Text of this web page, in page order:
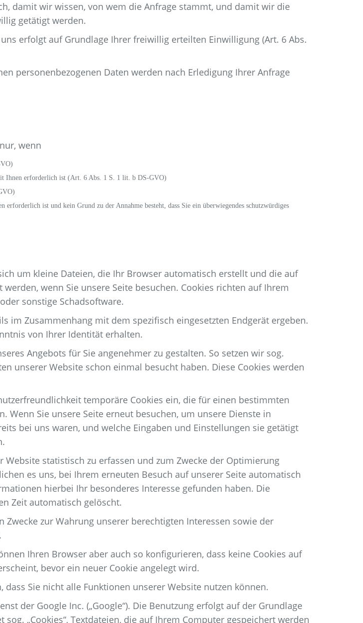
damit wir wissen, von wem die Anfrage stammt, und damit wir die
getätigt werden.
erfolgt auf Grundlage Ihrer freiwillig erteilten Einwilligung (Art. 6 Abs.
personenbezogenen Daten werden nach Erledigung Ihrer Anfrage
wenn
Ihnen erforderlich ist (Art. 6 Abs. 1 S. 1 lit. b DS-GVO)
erforderlich ist und kein Grund zu der Annahme besteht, dass Sie ein überwiegendes schutzwürdiges
um kleine Dateien, die Ihr Browser automatisch erstellt und die auf
wenn Sie unsere Seite besuchen. Cookies richten auf Ihrem
sonstige Schadsoftware.
im Zusammenhang mit dem spezifisch eingesetzten Endgerät ergeben.
von Ihrer Identität erhalten.
Angebots für Sie angenehmer zu gestalten. So setzen wir sog.
unserer Website schon einmal besucht haben. Diese Cookies werden
temporäre Cookies ein, die für einen bestimmten
Wenn Sie unsere Seite erneut besuchen, um unsere Dienste in
bei uns waren, und welche Eingaben und Einstellungen sie getätigt
statistisch zu erfassen und zum Zwecke der Optimierung
es uns, bei Ihrem erneuten Besuch auf unserer Seite automatisch
hierbei Ihr besonderes Interesse gefunden haben. Die
Zeit automatisch gelöscht.
zur Wahrung unserer berechtigten Interessen sowie der
Ihren Browser aber auch so konfigurieren, dass keine Cookies auf
bevor ein neuer Cookie angelegt wird.
Sie nicht alle Funktionen unserer Website nutzen können.
der Google Inc. („Google“). Die Benutzung erfolgt auf der Grundlage
sog. „Cookies“, Textdateien, die auf Ihrem Computer gespeichert werden